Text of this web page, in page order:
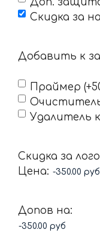
Скидка за
Добавить к
Праймер
Очиститель
Удалитель
Скидка за лого
Цена:
Допов на: